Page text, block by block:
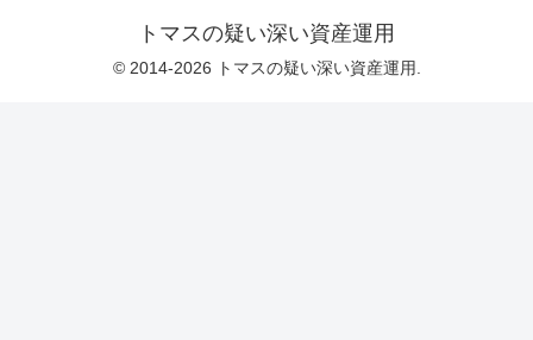
トマスの疑い深い資産運用
© 2014-2026 トマスの疑い深い資産運用.